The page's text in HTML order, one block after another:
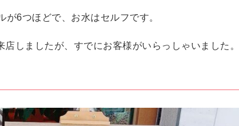
6つほどで、お水はセルフです。
しましたが、すでにお客様がいらっしゃいました。